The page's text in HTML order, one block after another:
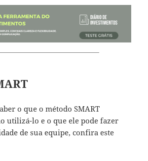
o que o método SMART
utilizá-lo e o que ele pode fazer
de sua equipe, confira este